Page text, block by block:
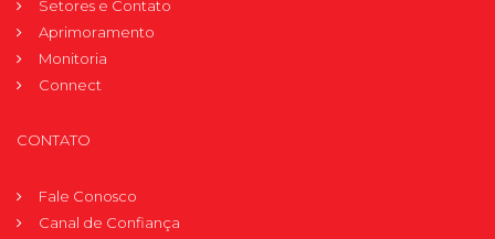
Setores e Contato
Aprimoramento
Monitoria
Connect
CONTATO
Fale Conosco
Canal de Confiança